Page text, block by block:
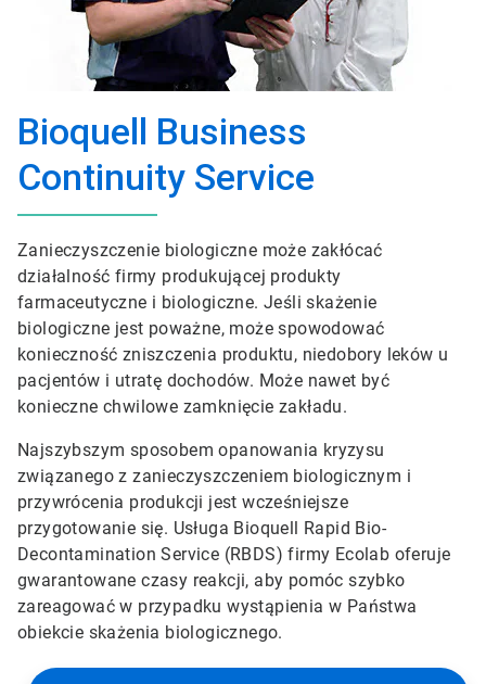
Bioquell Business
Continuity Service
Zanieczyszczenie biologiczne może zakłócać
działalność firmy produkującej produkty
farmaceutyczne i biologiczne. Jeśli skażenie
biologiczne jest poważne, może spowodować
konieczność zniszczenia produktu, niedobory leków u
pacjentów i utratę dochodów. Może nawet być
konieczne chwilowe zamknięcie zakładu.
Najszybszym sposobem opanowania kryzysu
związanego z zanieczyszczeniem biologicznym i
przywrócenia produkcji jest wcześniejsze
przygotowanie się. Usługa Bioquell Rapid Bio-
Decontamination Service (RBDS) firmy Ecolab oferuje
gwarantowane czasy reakcji, aby pomóc szybko
zareagować w przypadku wystąpienia w Państwa
obiekcie skażenia biologicznego.